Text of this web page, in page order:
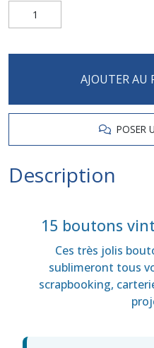
AJOUTER AU
POSER
Description
15 boutons
Ces très jolis
sublimeront tous
scrapbooking,